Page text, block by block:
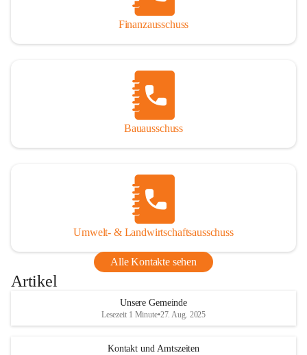
Finanzausschuss
Bauausschuss
Umwelt- & Landwirtschaftsausschuss
Alle Kontakte sehen
Artikel
Unsere Gemeinde
Lesezeit 1 Minute•27. Aug. 2025
Kontakt und Amtszeiten